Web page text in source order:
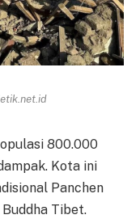
800.000
Kota ini
Panchen
Tibet.